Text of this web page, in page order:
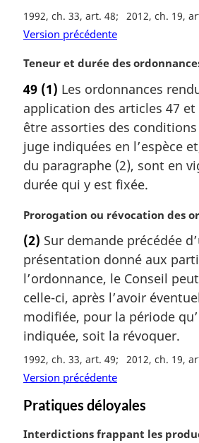
1992, ch. 33, art. 48 2012, ch. 19,
Version précédente
N
t
e
m
a
r
g
i
a
l
e
:
Teneur et durée des
49 (1) Les ordonnances
application des articles 47 et
être assorties des
juge indiquées en l’espèce
du paragraphe (2), sont en
durée qui y est fixée.
N
t
e
m
a
g
i
n
l
e
Prorogation ou révocation des
(2) Sur demande précédée
présentation donné aux
l’ordonnance, le Conseil
celle-ci, après l’avoir
modifiée, pour la période
indiquée, soit la révoquer.
1992, ch. 33, art. 49 2012, ch. 19,
Version précédente
Pratiques déloyales
N
Interdictions frappant les